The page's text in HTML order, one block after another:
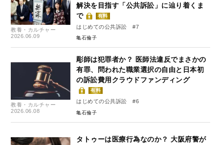
教養・カルチャー
2026.06.09
解決を目指す「公共訴訟」に辿り着くま
で
有料
はじめての公共訴訟 #7
亀石倫子
教養・カルチャー
2026.06.08
彫師は犯罪者か？ 医師法違反でまさかの
有罪、問われた職業選択の自由と日本初
の訴訟費用クラウドファンディング
有料
はじめての公共訴訟 #6
亀石倫子
タトゥーは医療行為なのか？ 大阪府警が